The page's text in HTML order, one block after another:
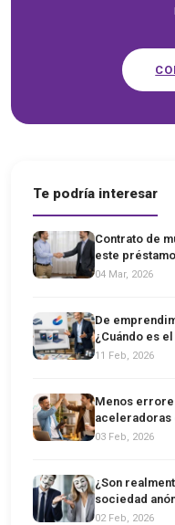
Te podría interesar
Contrato de
este
04 Mar, 2026
De
¿Cuándo es
11 Feb, 2026
Menos
aceleradoras
03 Feb, 2026
¿Son
sociedad
02 Feb, 2026